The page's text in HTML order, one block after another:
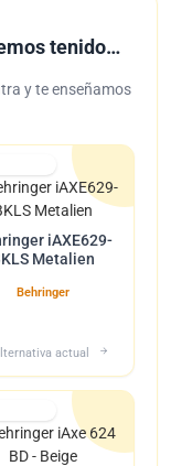
tenido…
y te enseñamos
iAXE629-
Metalien
Behringer
actual